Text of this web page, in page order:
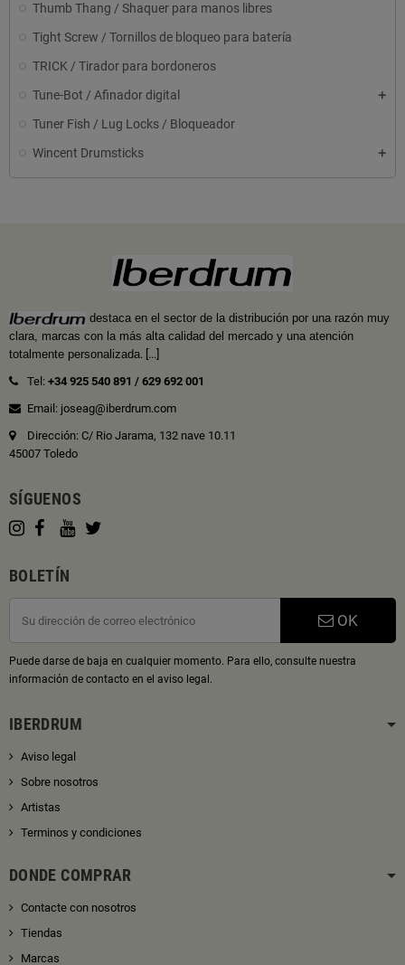
Thumb Thang / Shaquer para manos libres
Tight Screw / Tornillos de bloqueo para batería
TRICK / Tirador para bordoneros
Tune-Bot / Afinador digital
Tuner Fish / Lug Locks / Bloqueador
Wincent Drumsticks
destaca en el sector de la distribución por una razón muy
clara, marcas con la más alta calidad del mercado y una atención
totalmente personalizada. [...]
Tel: +34 925 540 891 / 629 692 001
Email: joseag@iberdrum.com
Dirección: C/ Rio Jarama, 132 nave 10.11
45007 Toledo
SÍGUENOS
BOLETÍN
OK
Puede darse de baja en cualquier momento. Para ello, consulte nuestra
información de contacto en el aviso legal.
IBERDRUM
Aviso legal
Sobre nosotros
Artistas
Terminos y condiciones
DONDE COMPRAR
Contacte con nosotros
Tiendas
Marcas